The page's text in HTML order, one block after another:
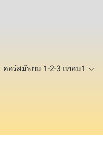
คอร์สมัธยม 1-2-3 เทอม1